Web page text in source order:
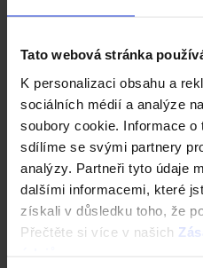
Tato webová stránka
K personalizaci obsahu a
sociálních médií a analýze
soubory cookie. Informace o
sdílíme se svými partnery
analýzy. Partneři tyto údaje
dalšími informacemi, které
získali v důsledku toho, že
Přečtěte si více v našich